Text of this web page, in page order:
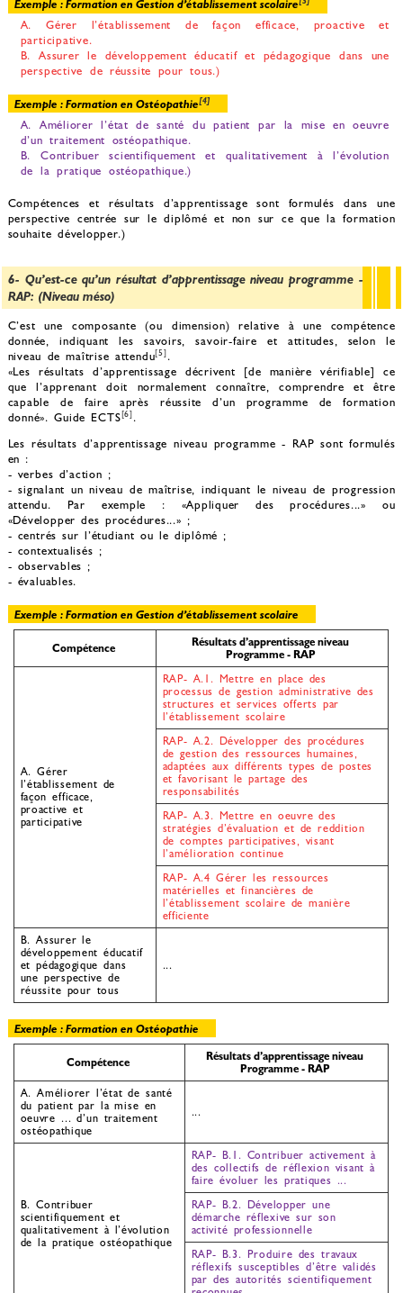
Exemple : Formation en Gestion d’établissement scolaire
A. Gérer l’établissement de façon efficace, proactive et
participative.
B. Assurer le développement éducatif et pédagogique dans une
perspective de réussite pour tous.)
Exemple : Formation en Ostéopathie[4]
A. Améliorer l’état de santé du patient par la mise en oeuvre
d’un traitement ostéopathique.
B. Contribuer scientifiquement et qualitativement à l’évolution
de la pratique ostéopathique.)
Compétences et résultats d’apprentissage sont formulés dans une
perspective centrée sur le diplômé et non sur ce que la formation
souhaite développer.)
6- Qu’est-ce qu’un résultat d’apprentissage niveau programme -
RAP: (Niveau méso)
C’est une composante (ou dimension) relative à une compétence
donnée, indiquant les savoirs, savoir-faire et attitudes, selon le
niveau de maîtrise attendu[5].
«Les résultats d’apprentissage décrivent [de manière vérifiable] ce
que l’apprenant doit normalement connaître, comprendre et être
capable de faire après réussite d’un programme de formation
donné». Guide ECTS[6].
Les résultats d’apprentissage niveau programme - RAP sont formulés
en :
- verbes d’action ;
- signalant un niveau de maîtrise, indiquant le niveau de progression
attendu. Par exemple : «Appliquer des procédures...» ou
«Développer des procédures...» ;
- centrés sur l’étudiant ou le diplômé ;
- contextualisés ;
- observables ;
- évaluables.
Exemple : Formation en Gestion d’établissement scolaire
Compétence
Résultats d’apprentissage niveau
Programme - RAP
A. Gérer
l’établissement de
façon efficace,
proactive et
participative
RAP- A.1. Mettre en place des
processus de gestion administrative des
structures et services offerts par
l’établissement scolaire
RAP- A.2. Développer des procédures
de gestion des ressources humaines,
adaptées aux différents types de postes
et favorisant le partage des
responsabilités
RAP- A.3. Mettre en oeuvre des
stratégies d’évaluation et de reddition
de comptes participatives, visant
l’amélioration continue
RAP- A.4 Gérer les ressources
matérielles et financières de
l’établissement scolaire de manière
efficiente
B. Assurer le
développement éducatif
et pédagogique dans
une perspective de
réussite pour tous
...
Exemple : Formation en Ostéopathie
Compétence
Résultats d’apprentissage niveau
Programme - RAP
A. Améliorer l’état de santé
du patient par la mise en
oeuvre ... d’un traitement
ostéopathique
...
B. Contribuer
scientifiquement et
qualitativement à l’évolution
de la pratique ostéopathique
RAP- B.1. Contribuer activement à
des collectifs de réflexion visant à
faire évoluer les pratiques ...
RAP- B.2. Développer une
démarche réflexive sur son
activité professionnelle
RAP- B.3. Produire des travaux
réflexifs susceptibles d’être validés
par des autorités scientifiquement